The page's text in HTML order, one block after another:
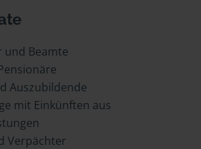
Beamte
Auszubildende
mit Einkünften aus
Verpächter